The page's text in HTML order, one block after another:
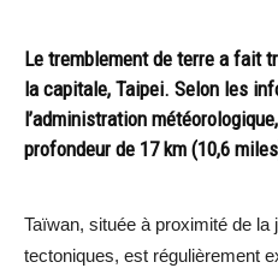
Le tremblement de terre a fait
la capitale, Taipei. Selon les
l’administration
profondeur de 17 km (10,6
Taïwan, située à proximité de la
tectoniques, est régulièrement